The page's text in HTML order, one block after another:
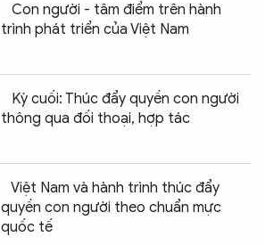
Con người - tâm điểm trên hành
trình phát triển của Việt Nam
Kỳ cuối: Thúc đẩy quyền con người
thông qua đối thoại, hợp tác
Việt Nam và hành trình thúc đẩy
quyền con người theo chuẩn mực
quốc tế